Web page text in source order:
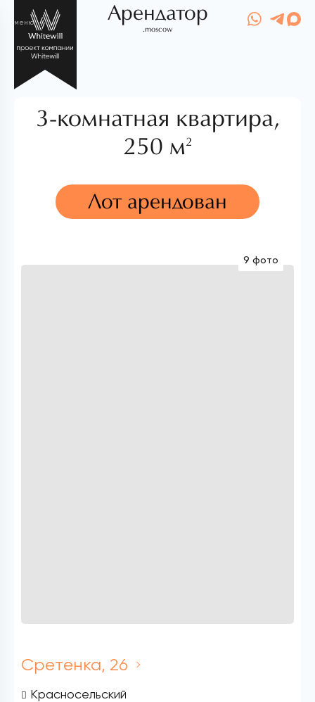
меню Арендатор
.moscow
3-комнатная квартира,
250 м2
Лот арендован
9 фото
Сретенка, 26
Красносельский